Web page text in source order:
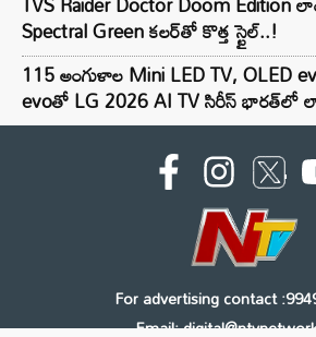
Spectral Green కలర్‌తో కొత్త స్టైల్..!
115 అంగుళాల Mini LED TV, OLED
evoతో LG 2026 AI TV సిరీస్ భారత్‌లో
For advertising contact
Email: